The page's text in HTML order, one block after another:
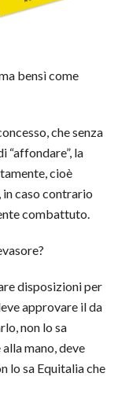
bensì come
che senza
“affondare”, la
cioè
caso contrario
combattuto.
disposizioni per
approvare il da
non lo sa
mano, deve
lo sa Equitalia che